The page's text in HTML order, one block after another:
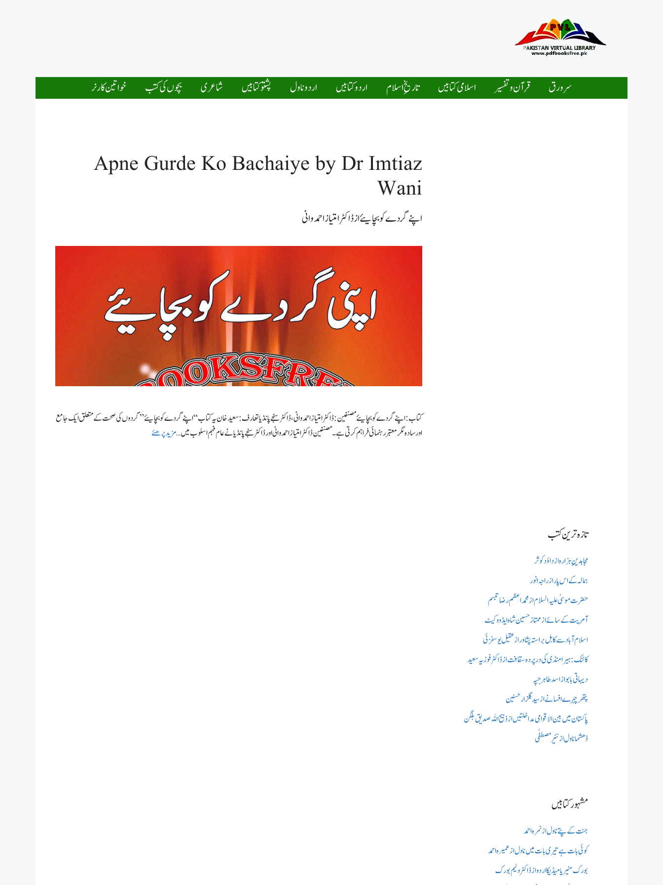
سرورق قرآن و تفسیر اسلامی کتابیں تاریخِ اسلام اردو کتابیں اردو ناول پشتو کتابیں شاعری بچوں کی کتب خواتین کارنر
Apne Gurde Ko Bachaiye by Dr Imtiaz
Wani
اپنے گردے کو بچایئے از ڈاکٹر امتیاز احمد وانی
کتاب: اپنے گردے کو بچایئے مصنفین: ڈاکٹر امتیاز احمد وانی، ڈاکٹر سنجے پانڈیا تعارف: سعیدخان یہ کتاب “اپنے گردے کو بچایئے” گردوں کی صحت کے متعلق ایک جامع
اور سادہ مگر معتبر رہنمائی فراہم کرتی ہے۔ مصنفین ڈاکٹر امتیاز احمد وانی اور ڈاکٹر سنجے پانڈیا نے عام فہم اسلوب میں …مزید پرھئے
تازہ ترین کتب
مجاہدینِ ہزارہ از داؤد کوثر
ہمالہ کے اس پار از راجہ انور
حضرت موسیٰ علیہ السلام از محمد اعظم رضا تبسم
آمریت کے سائے از ممتاز حسین شاہ ایڈووکیٹ
اسلام آباد سے کابل براستہ پشاور از عقیل یوسفزئی
کالنک: ہیرا منڈی کی در پردہ سقافت از ڈاکٹر فوزیہ سعید
دیہاتی بابو از اسد طاہر جپہ
پتھر چہرے افسانے از سید گلزار حسنین
پاکستان میں بین الاقوامی مداخلتیں از ذبیح اللہ صدیق بلگن
ڈھشما ناول از نئیر مصطفٰی
مشہور کتابیں
جنت کے پتے ناول از نمرہ احمد
کوئی بات ہے تیری بات میں ناول از عمیرہ احمد
بورک مٹیریا میڈیکااردو از ڈاکٹر ولیم بورک